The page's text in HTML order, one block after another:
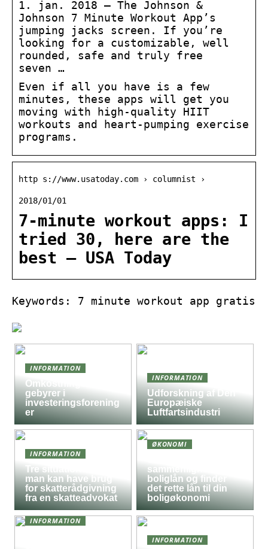
1. jan. 2018 — The Johnson &
Johnson 7 Minute Workout App’s
jumping jacks screen. If you’re
looking for a customizable, well
rounded, safe and truly free
seven …
Even if all you have is a few
minutes, these apps will get you
moving with high-quality HIIT
workouts and heart-pumping exercise
programs.
http s://www.usatoday.com › columnist ›
2018/01/01
7-minute workout apps: I
tried 30, here are the
best – USA Today
Keywords: 7 minute workout app gratis
INFORMATION
Omkostninger og
gebyrer i
investeringsforening
er
INFORMATION
Udforskning af Den
Europæiske
Luftfartsindustri
INFORMATION
Tre situationer hvor
man kan have brug
for skatterådgivning
fra en skatteadvokat
ØKONOMI
sammenligner du
boliglån og finder
det rette lån til din
boligøkonomi
INFORMATION
INFORMATION